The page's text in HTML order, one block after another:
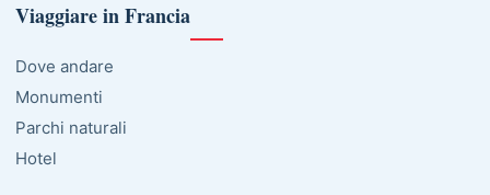
Viaggiare in Francia
Dove andare
Monumenti
Parchi naturali
Hotel